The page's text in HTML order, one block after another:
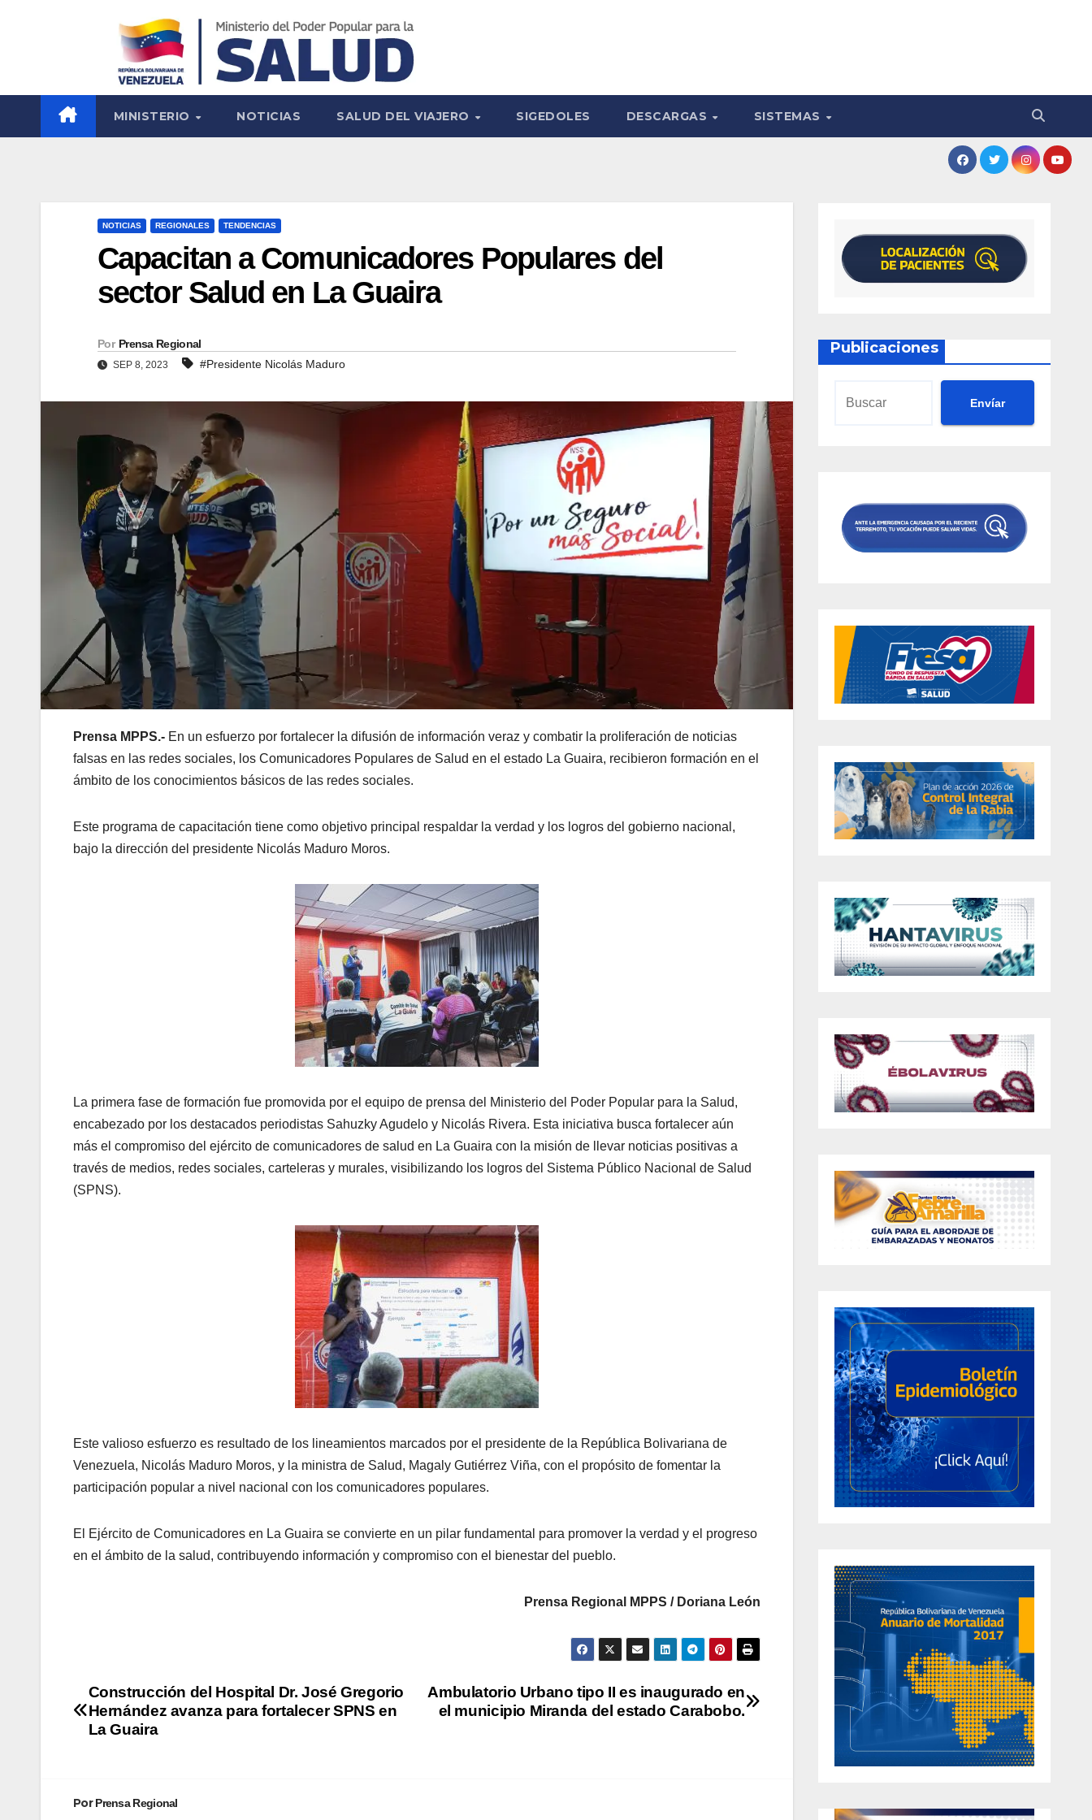
MINISTERIO NOTICIAS SALUD DEL VIAJERO SIGEDOLES DESCARGAS SISTEMAS
NOTICIAS REGIONALES TENDENCIAS
Capacitan a Comunicadores Populares del
sector Salud en La Guaira
Por Prensa Regional
SEP 8, 2023 #Presidente Nicolás Maduro
Prensa MPPS.- En un esfuerzo por fortalecer la difusión de información veraz y combatir la proliferación de noticias
falsas en las redes sociales, los Comunicadores Populares de Salud en el estado La Guaira, recibieron formación en el
ámbito de los conocimientos básicos de las redes sociales.
Este programa de capacitación tiene como objetivo principal respaldar la verdad y los logros del gobierno nacional,
bajo la dirección del presidente Nicolás Maduro Moros.
La primera fase de formación fue promovida por el equipo de prensa del Ministerio del Poder Popular para la Salud,
encabezado por los destacados periodistas Sahuzky Agudelo y Nicolás Rivera. Esta iniciativa busca fortalecer aún
más el compromiso del ejército de comunicadores de salud en La Guaira con la misión de llevar noticias positivas a
través de medios, redes sociales, carteleras y murales, visibilizando los logros del Sistema Público Nacional de Salud
(SPNS).
Este valioso esfuerzo es resultado de los lineamientos marcados por el presidente de la República Bolivariana de
Venezuela, Nicolás Maduro Moros, y la ministra de Salud, Magaly Gutiérrez Viña, con el propósito de fomentar la
participación popular a nivel nacional con los comunicadores populares.
El Ejército de Comunicadores en La Guaira se convierte en un pilar fundamental para promover la verdad y el progreso
en el ámbito de la salud, contribuyendo información y compromiso con el bienestar del pueblo.
Prensa Regional MPPS / Doriana León
Ambulatorio Urbano tipo II es inaugurado en
el municipio Miranda del estado Carabobo.
Construcción del Hospital Dr. José Gregorio
Hernández avanza para fortalecer SPNS en
La Guaira
PorPrensa Regional
Publicaciones
Envíar